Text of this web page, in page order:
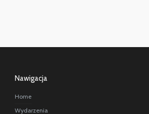
Nawigacja
Home
Wydarzenia